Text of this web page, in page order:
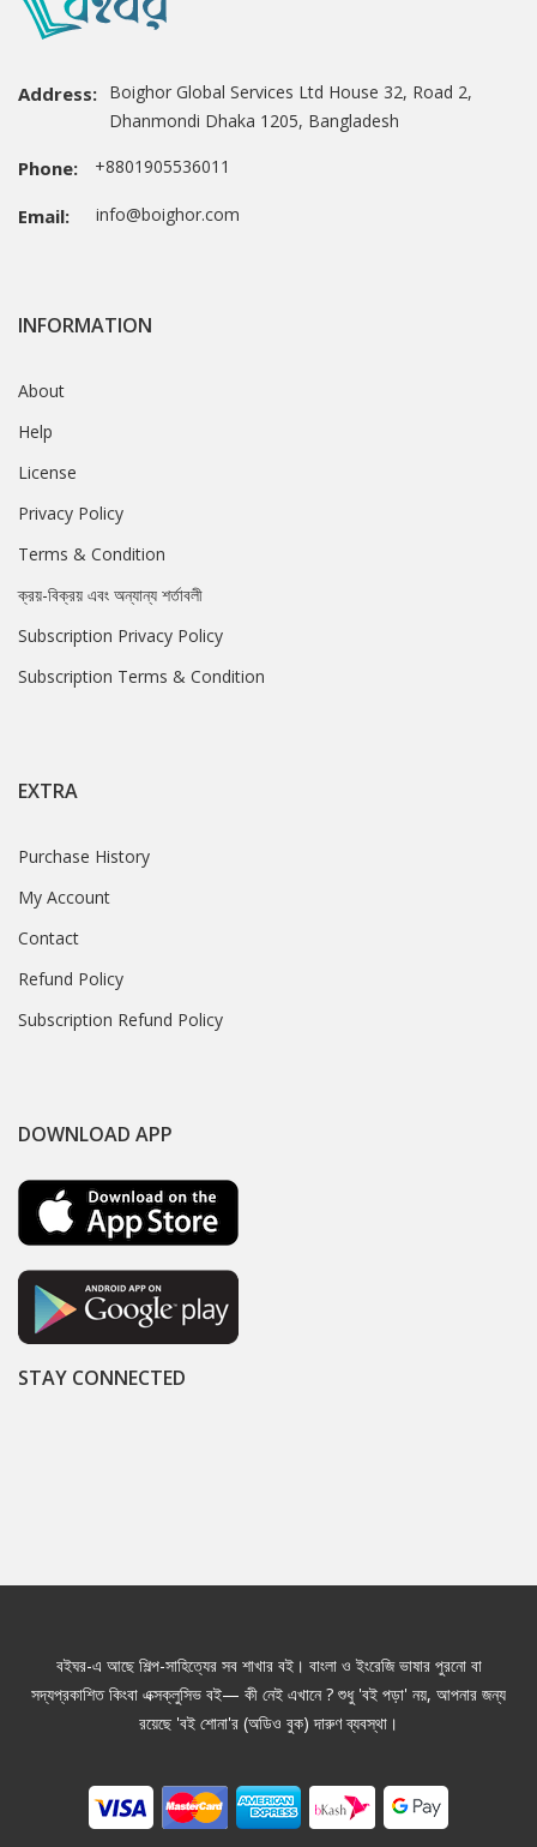
Address: Boighor Global Services Ltd House 32, Road 2,
Dhanmondi Dhaka 1205, Bangladesh
Phone: +8801905536011
Email: info@boighor.com
INFORMATION
About
Help
License
Privacy Policy
Terms & Condition
ক্রয়-বিক্রয় এবং অন্যান্য শর্তাবলী
Subscription Privacy Policy
Subscription Terms & Condition
EXTRA
Purchase History
My Account
Contact
Refund Policy
Subscription Refund Policy
DOWNLOAD APP
STAY CONNECTED
বইঘর-এ আছে শিল্প-সাহিত্যের সব শাখার বই। বাংলা ও ইংরেজি ভাষার পুরনো বা
সদ্যপ্রকাশিত কিংবা এক্সক্লুসিভ বই— কী নেই এখানে ? শুধু 'বই পড়া' নয়, আপনার জন্য
রয়েছে 'বই শোনা'র (অডিও বুক) দারুণ ব্যবস্থা।